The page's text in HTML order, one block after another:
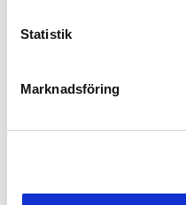
Statistik
Marknadsföring
nödvändigt för att
eller misstänkt olaglig
rättigheter och krav.
Tjänsterna och